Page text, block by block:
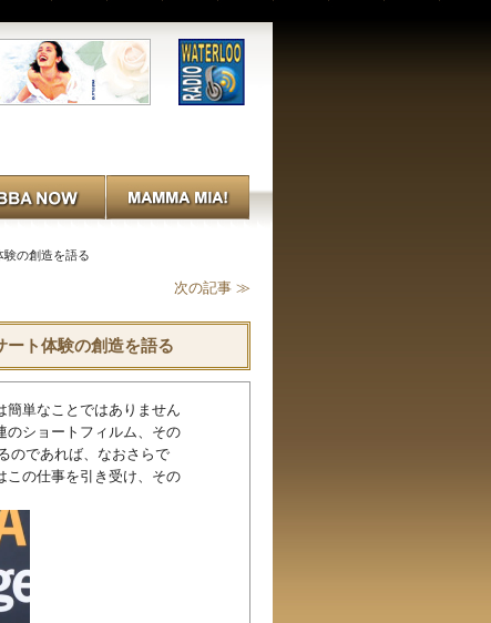
験の創造を語る
次の記事 ≫
ト体験の創造を語る
簡単なことではありません
のショートフィルム、その
のであれば、なおさらで
この仕事を引き受け、その